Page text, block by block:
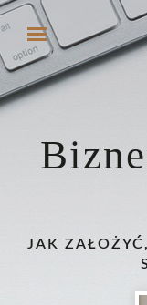
JAK